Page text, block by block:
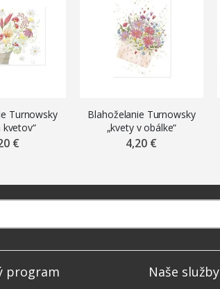
Turnowsky
kvetov“
€
Blahoželanie Turnowsky
„kvety v obálke“
4,20 €
program Naše služby